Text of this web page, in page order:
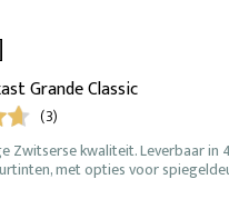
Grande Classic
(3)
Zwitserse kwaliteit. Leverbaar in
met opties voor